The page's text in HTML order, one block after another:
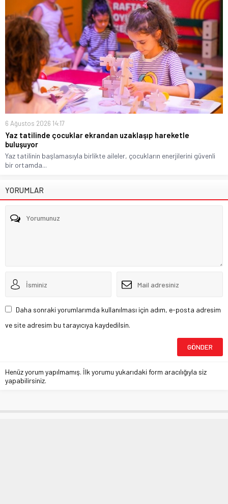
6 Ağustos 2026 14:17
Yaz tatilinde çocuklar ekrandan uzaklaşıp hareketle
buluşuyor
Yaz tatilinin başlamasıyla birlikte aileler, çocukların enerjilerini güvenli
bir ortamda...
YORUMLAR
Daha sonraki yorumlarımda kullanılması için adım, e-posta adresim
ve site adresim bu tarayıcıya kaydedilsin.
Henüz yorum yapılmamış. İlk yorumu yukarıdaki form aracılığıyla siz
yapabilirsiniz.